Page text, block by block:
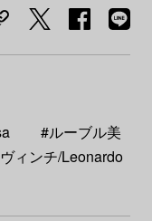
#ルーブル美
ィンチ/Leonardo